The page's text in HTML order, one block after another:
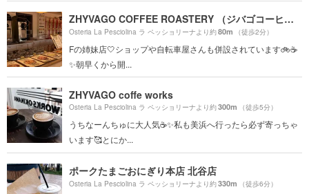
ZHYVAGO COFFEE ROASTERY （ジバゴコーヒーローステリー）北谷町美浜
Osteria La Pesciolina ラ ペッショリーナより約80m （徒歩2分）
Fの姉妹店🤍ショップや自転車屋さんも併設されています🚲☕️
✨朝早くから開...
ZHYVAGO coffe works
Osteria La Pesciolina ラ ペッショリーナより約300m （徒歩5分）
うちなーんちゅに大人気☕️✨私も美浜へ行ったら必ず寄っちゃ
います🥰とにか...
ポークたまごおにぎり本店 北谷店
Osteria La Pesciolina ラ ペッショリーナより約330m （徒歩6分）